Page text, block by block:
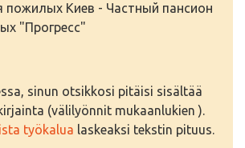
пожилых Киев - Частный пансион
"Прогресс"
sinun otsikkosi pitäisi sisältää
(välilyönnit mukaanlukien ).
työkalua laskeaksi tekstin pituus.